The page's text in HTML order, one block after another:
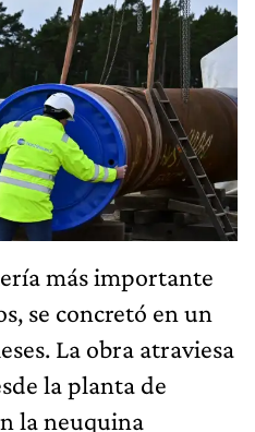
más importante
se concretó en un
La obra atraviesa
la planta de
la neuquina